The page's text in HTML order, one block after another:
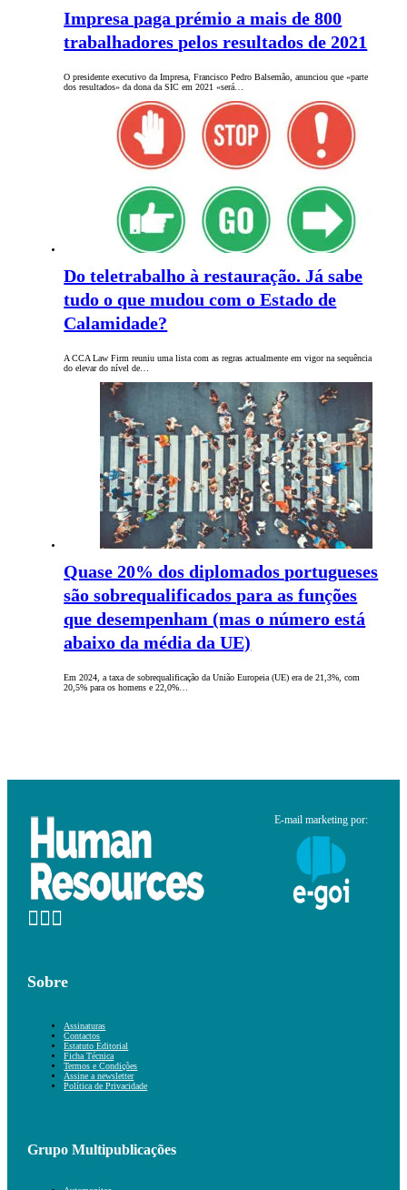
Impresa paga prémio a mais de 800
trabalhadores pelos resultados de 2021
O presidente executivo da Impresa, Francisco Pedro Balsemão, anunciou que «parte
dos resultados» da dona da SIC em 2021 «será…
Do teletrabalho à restauração. Já sabe
tudo o que mudou com o Estado de
Calamidade?
A CCA Law Firm reuniu uma lista com as regras actualmente em vigor na sequência
do elevar do nível de…
Quase 20% dos diplomados portugueses
são sobrequalificados para as funções
que desempenham (mas o número está
abaixo da média da UE)
Em 2024, a taxa de sobrequalificação da União Europeia (UE) era de 21,3%, com
20,5% para os homens e 22,0%…
E-mail marketing por:
Sobre
Assinaturas
Contactos
Estatuto Editorial
Ficha Técnica
Termos e Condições
Assine a newsletter
Política de Privacidade
Grupo Multipublicações